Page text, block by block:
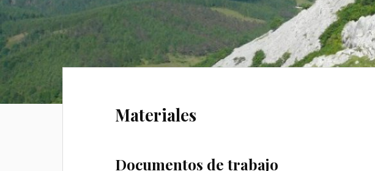
Materiales
Documentos de trabajo